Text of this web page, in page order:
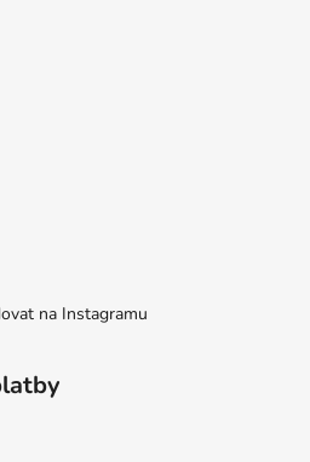
na Instagramu